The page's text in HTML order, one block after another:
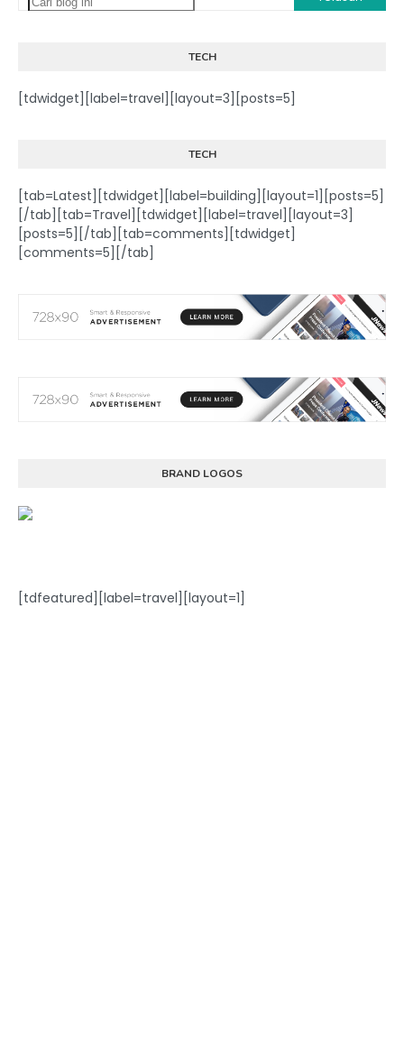
TECH
[tdwidget][label=travel][layout=3][posts=5]
TECH
[tab=Latest][tdwidget][label=building][layout=1][posts=5]
[/tab][tab=Travel][tdwidget][label=travel][layout=3]
[posts=5][/tab][tab=comments][tdwidget]
[comments=5][/tab]
BRAND LOGOS
[tdfeatured][label=travel][layout=1]